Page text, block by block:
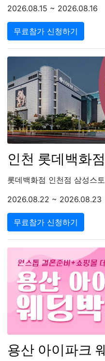
2026.08.15 ~ 2026.08.16
무료참가 신청하기
인천 롯데백화
롯데백화점 인천점 삼성스
2026.08.22 ~ 2026.08.23
무료참가 신청하기
용산 아이파크